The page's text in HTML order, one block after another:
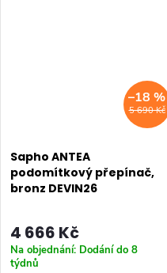
5 690 Kč
–18 %
Sapho ANTEA
podomítkový přepínač,
bronz DEVIN26
4 666 Kč
Na objednání: Dodání do 8
týdnů